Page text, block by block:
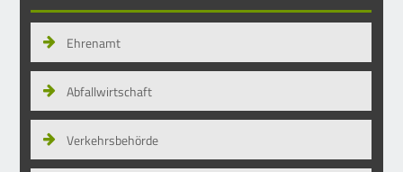
Ehrenamt
Abfallwirtschaft
Verkehrsbehörde